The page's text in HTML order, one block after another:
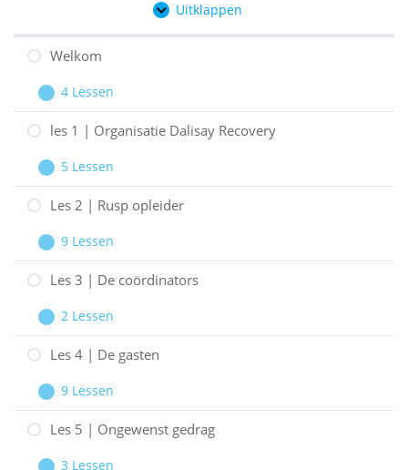
Uitklappen
Hoofdstukken
Welkom
Uitbreiden
Welkom
4 Lessen
les 1 | Organisatie Dalisay Recovery
Uitbreiden
les
1
Organisatie
Dalisay
5 Lessen
Les 2 | Rusp opleider
Uitbreiden
Les
2
Rusp
opleider
9 Lessen
Les 3 | De coördinators
Uitbreiden
Les
3
De
coördinators
2 Lessen
Les 4 | De gasten
Uitbreiden
Les
4
9 Lessen
Les 5 | Ongewenst gedrag
3 Lessen